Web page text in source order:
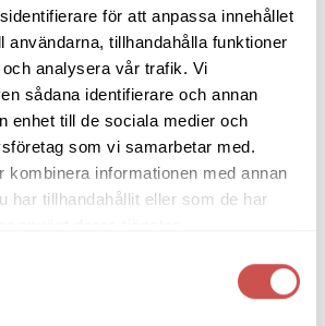
för att anpassa innehållet
användarna, tillhandahålla funktioner
analysera vår trafik. Vi
sådana identifierare och annan
enhet till de sociala medier och
som vi samarbetar med.
kombinera informationen med annan
har tillhandahållit eller som de har